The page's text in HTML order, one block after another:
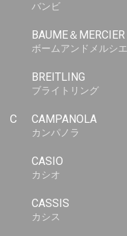
バンビ
BAUME＆MERCIER
ボームアンドメルシエ
BREITLING
ブライトリング
C CAMPANOLA
カンパノラ
CASIO
カシオ
CASSIS
カシス